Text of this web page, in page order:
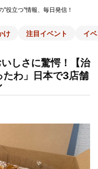
"役立つ"情報、毎日発信！
け 注目イベント イ
しさに驚愕！【治
たわ」日本で3店舗